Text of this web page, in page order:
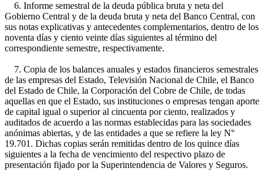
6. Informe semestral de la deuda pública bruta y neta del
Gobierno Central y de la deuda bruta y neta del Banco Central, con
sus notas explicativas y antecedentes complementarios, dentro de los
noventa días y ciento veinte días siguientes al término del
correspondiente semestre, respectivamente.
7. Copia de los balances anuales y estados financieros semestrales
de las empresas del Estado, Televisión Nacional de Chile, el Banco
del Estado de Chile, la Corporación del Cobre de Chile, de todas
aquellas en que el Estado, sus instituciones o empresas tengan aporte
de capital igual o superior al cincuenta por ciento, realizados y
auditados de acuerdo a las normas establecidas para las sociedades
anónimas abiertas, y de las entidades a que se refiere la ley N°
19.701. Dichas copias serán remitidas dentro de los quince días
siguientes a la fecha de vencimiento del respectivo plazo de
presentación fijado por la Superintendencia de Valores y Seguros.